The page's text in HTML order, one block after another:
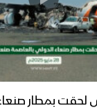
لحقت بمطار